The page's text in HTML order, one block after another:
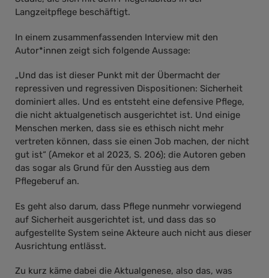
Langzeitpflege beschäftigt.
In einem zusammenfassenden Interview mit den
Autor*innen zeigt sich folgende Aussage:
„Und das ist dieser Punkt mit der Übermacht der
repressiven und regressiven Dispositionen: Sicherheit
dominiert alles. Und es entsteht eine defensive Pflege,
die nicht aktualgenetisch ausgerichtet ist. Und einige
Menschen merken, dass sie es ethisch nicht mehr
vertreten können, dass sie einen Job machen, der nicht
gut ist“ (Amekor et al 2023, S. 206); die Autoren geben
das sogar als Grund für den Ausstieg aus dem
Pflegeberuf an.
Es geht also darum, dass Pflege nunmehr vorwiegend
auf Sicherheit ausgerichtet ist, und dass das so
aufgestellte System seine Akteure auch nicht aus dieser
Ausrichtung entlässt.
Zu kurz käme dabei die Aktualgenese, also das, was